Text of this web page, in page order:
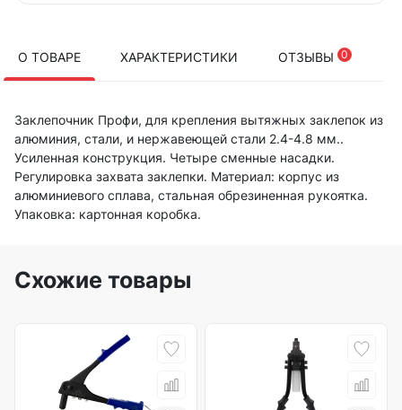
О ТОВАРЕ ХАРАКТЕРИСТИКИ ОТЗЫВЫ 0
Заклепочник Профи, для крепления вытяжных заклепок из
алюминия, стали, и нержавеющей стали 2.4-4.8 мм..
Усиленная конструкция. Четыре сменные насадки.
Регулировка захвата заклепки. Материал: корпус из
алюминиевого сплава, стальная обрезиненная рукоятка.
Упаковка: картонная коробка.
Схожие товары